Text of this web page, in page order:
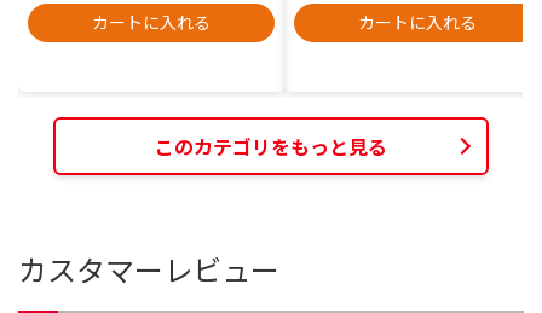
カートに入れる カートに入れる
このカテゴリをもっと見る
カスタマーレビュー